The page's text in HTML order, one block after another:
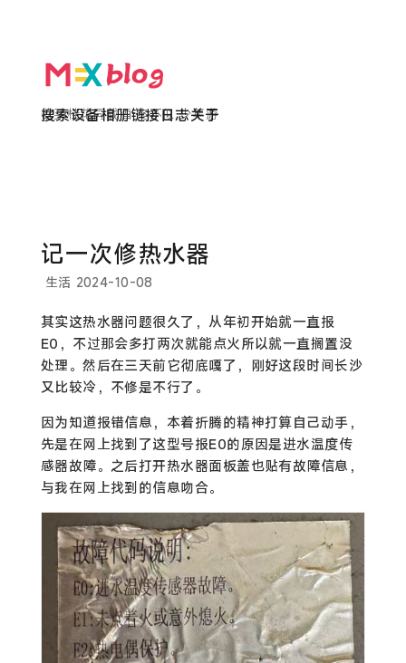
欲买桂花同载酒 终不似 少年游
搜索设备相册链接日志关于
记一次修热水器
生活 2024-10-08
其实这热水器问题很久了，从年初开始就一直报
E0，不过那会多打两次就能点火所以就一直搁置没
处理。然后在三天前它彻底嘎了，刚好这段时间长沙
又比较冷，不修是不行了。
因为知道报错信息，本着折腾的精神打算自己动手，
先是在网上找到了这型号报E0的原因是进水温度传
感器故障。之后打开热水器面板盖也贴有故障信息，
与我在网上找到的信息吻合。